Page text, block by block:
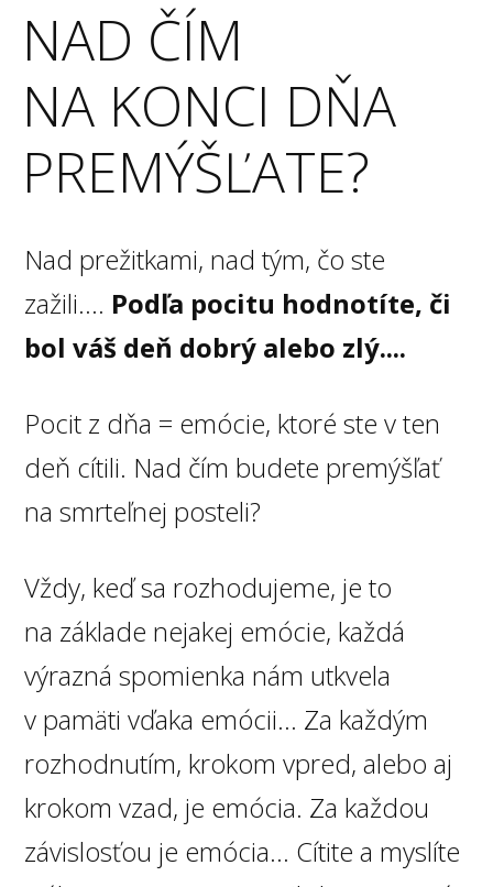
NAD ČÍM
NA KONCI DŇA
PREMÝŠĽATE?
Nad prežitkami, nad tým, čo ste
zažili.... Podľa pocitu hodnotíte, či
bol váš deň dobrý alebo zlý....
Pocit z dňa = emócie, ktoré ste v ten
deň cítili. Nad čím budete premýšľať
na smrteľnej posteli?
Vždy, keď sa rozhodujeme, je to
na základe nejakej emócie, každá
výrazná spomienka nám utkvela
v pamäti vďaka emócii... Za každým
rozhodnutím, krokom vpred, alebo aj
krokom vzad, je emócia. Za každou
závislosťou je emócia... Cítite a myslíte